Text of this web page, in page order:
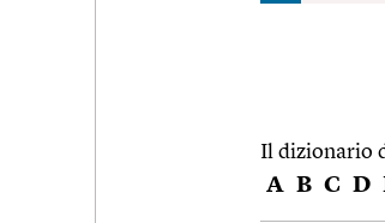
Il dizionario
A B C D